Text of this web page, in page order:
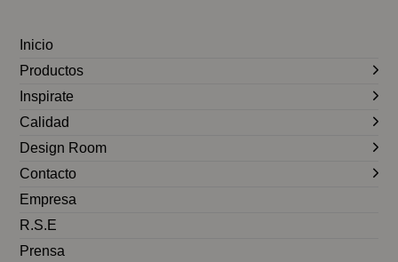
Inicio
Productos
Inspirate
Calidad
Design Room
Contacto
Empresa
R.S.E
Prensa